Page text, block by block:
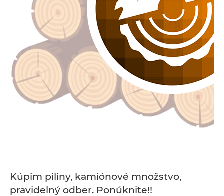
Kúpim piliny, kamiónové množstvo,
pravidelný odber. Ponúknite!!